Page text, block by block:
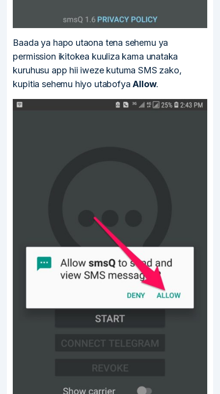
Baada ya hapo utaona tena sehemu ya
permission ikitokea kuuliza kama unataka
kuruhusu app hii iweze kutuma SMS zako,
kupitia sehemu hiyo utabofyaAllow.